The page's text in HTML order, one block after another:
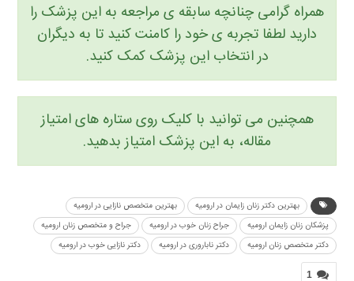
همراه گرامی چنانچه سابقه ی مراجعه به این پزشک را
دارید لطفا تجربه ی خود را کامنت کنید تا به دیگران
در انتخاب این پزشک کمک کنید.
همچنین می توانید با کلیک روی ستاره های امتیاز
مقاله، به این پزشک امتیاز بدهید.
بهترین دکتر زنان زایمان در ارومیه
بهترین متخصص نازایی در ارومیه
پزشکان زنان زایمان ارومیه
جراح زنان خوب در ارومیه
جراح و متخصص زنان ارومیه
دکتر متخصص زنان ارومیه
دکتر ناباروری در ارومیه دکتر نازایی خوب در ارومیه
1